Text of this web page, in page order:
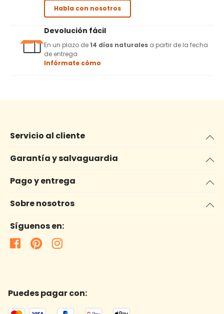
Habla con nosotros
Devolución fácil
En un plazo de14 días naturales a partir de la fecha
de entrega
Infórmate cómo
Servicio al cliente
Garantía y salvaguardia
Pago y entrega
Sobre nosotros
Síguenos en:
Puedes pagar con: